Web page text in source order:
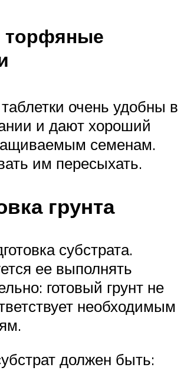
торфяные
очень удобны в
и дают хороший
семенам.
им пересыхать.
грунта
субстрата.
ее выполнять
готовый грунт не
необходимым
должен быть: